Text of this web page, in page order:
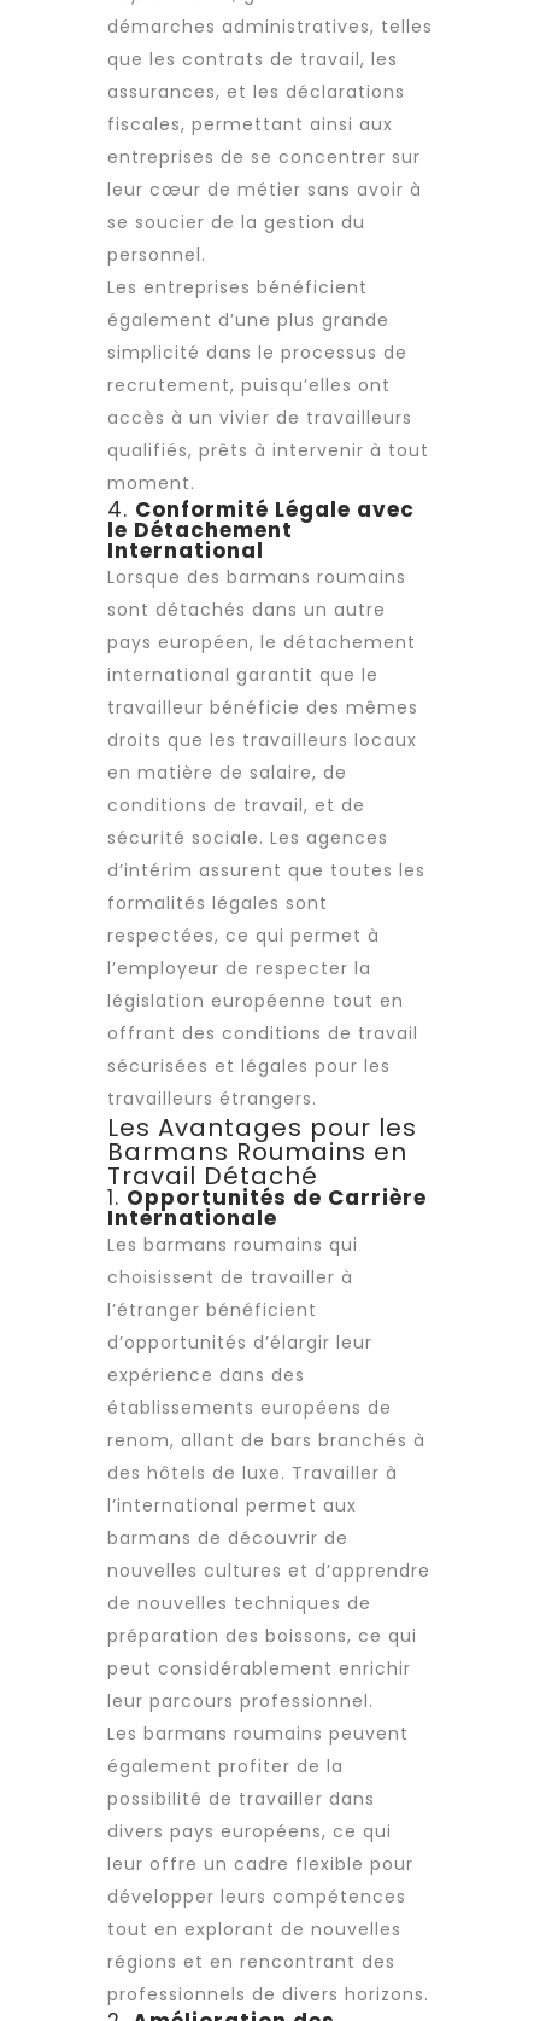
démarches administratives, telles
que les contrats de travail, les
assurances, et les déclarations
fiscales, permettant ainsi aux
entreprises de se concentrer sur
leur cœur de métier sans avoir à
se soucier de la gestion du
personnel.
Les entreprises bénéficient
également d’une plus grande
simplicité dans le processus de
recrutement, puisqu’elles ont
accès à un vivier de travailleurs
qualifiés, prêts à intervenir à tout
moment.
4. Conformité Légale avec
le Détachement
International
Lorsque des barmans roumains
sont détachés dans un autre
pays européen, le détachement
international garantit que le
travailleur bénéficie des mêmes
droits que les travailleurs locaux
en matière de salaire, de
conditions de travail, et de
sécurité sociale. Les agences
d’intérim assurent que toutes les
formalités légales sont
respectées, ce qui permet à
l’employeur de respecter la
législation européenne tout en
offrant des conditions de travail
sécurisées et légales pour les
travailleurs étrangers.
Les Avantages pour les
Barmans Roumains en
Travail Détaché
1. Opportunités de Carrière
Internationale
Les barmans roumains qui
choisissent de travailler à
l’étranger bénéficient
d’opportunités d’élargir leur
expérience dans des
établissements européens de
renom, allant de bars branchés à
des hôtels de luxe. Travailler à
l’international permet aux
barmans de découvrir de
nouvelles cultures et d’apprendre
de nouvelles techniques de
préparation des boissons, ce qui
peut considérablement enrichir
leur parcours professionnel.
Les barmans roumains peuvent
également profiter de la
possibilité de travailler dans
divers pays européens, ce qui
leur offre un cadre flexible pour
développer leurs compétences
tout en explorant de nouvelles
régions et en rencontrant des
professionnels de divers horizons.